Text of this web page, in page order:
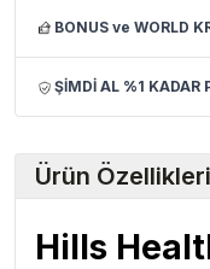
BONUS ve WORLD
ŞİMDİ AL %1 KADAR
Ürün Özellikleri
Hills